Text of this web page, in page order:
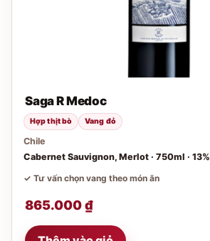
Saga R Medoc
Hợp thịt bò Vang đỏ
Chile
Cabernet Sauvignon, Merlot · 750ml · 13%
✓ Tư vấn chọn vang theo món ăn
865.000₫